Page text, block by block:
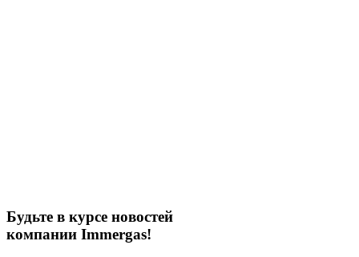
Будьте в курсе новостей
компании Immergas!